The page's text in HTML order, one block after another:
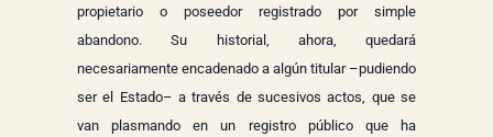
propietario o poseedor registrado por simple
abandono. Su historial, ahora, quedará
necesariamente encadenado a algún titular –pudiendo
ser el Estado– a través de sucesivos actos, que se
van plasmando en un registro público que ha